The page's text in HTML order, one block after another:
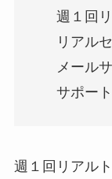
週１回
リアル
メール
サポー
週１回リアル